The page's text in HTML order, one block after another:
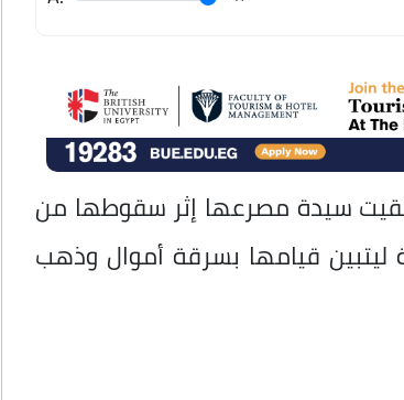
سيدة مصرعها إثر سقوطها من
ليتبين قيامها بسرقة أموال وذهب